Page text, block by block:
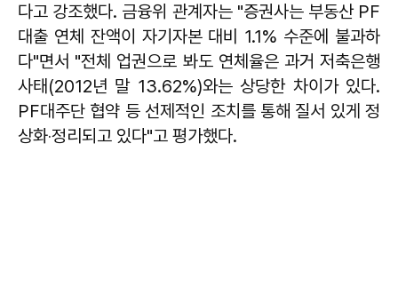
다고 강조했다. 금융위 관계자는 "증권사는 부동산 PF
대출 연체 잔액이 자기자본 대비 1.1% 수준에 불과하
다"면서 "전체 업권으로 봐도 연체율은 과거 저축은행
사태(2012년 말 13.62%)와는 상당한 차이가 있다.
PF대주단 협약 등 선제적인 조치를 통해 질서 있게 정
상화‧정리되고 있다"고 평가했다.